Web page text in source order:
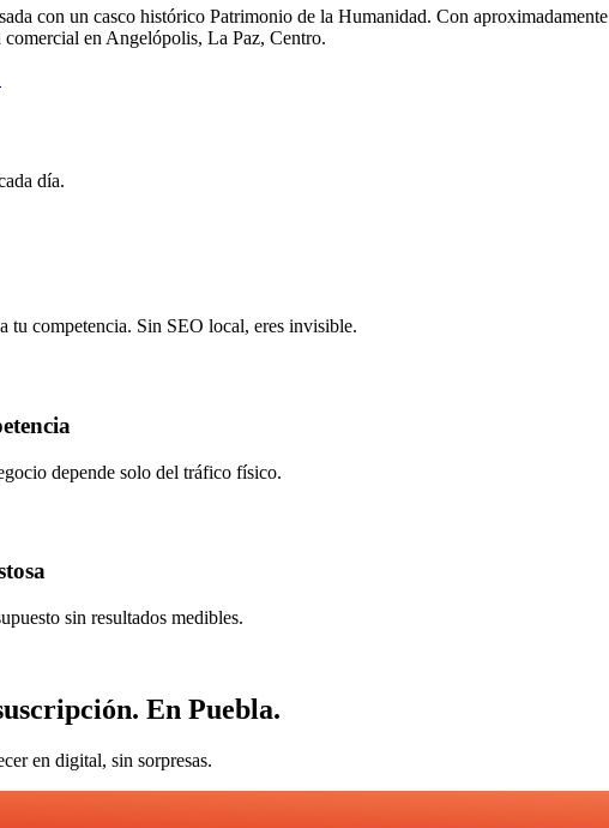
con un casco histórico Patrimonio de la Humanidad. Con aproximadamente
comercial en Angelópolis, La Paz, Centro.
día.
tu competencia. Sin SEO local, eres invisible.
depende solo del tráfico físico.
sin resultados medibles.
En Puebla.
en digital, sin sorpresas.